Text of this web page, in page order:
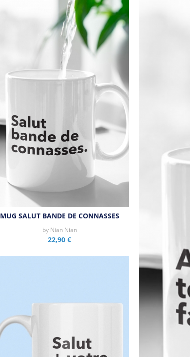
Aperçu rapide
MUG SALUT BANDE DE CONNASSES
by Nian Nian
22,90 €